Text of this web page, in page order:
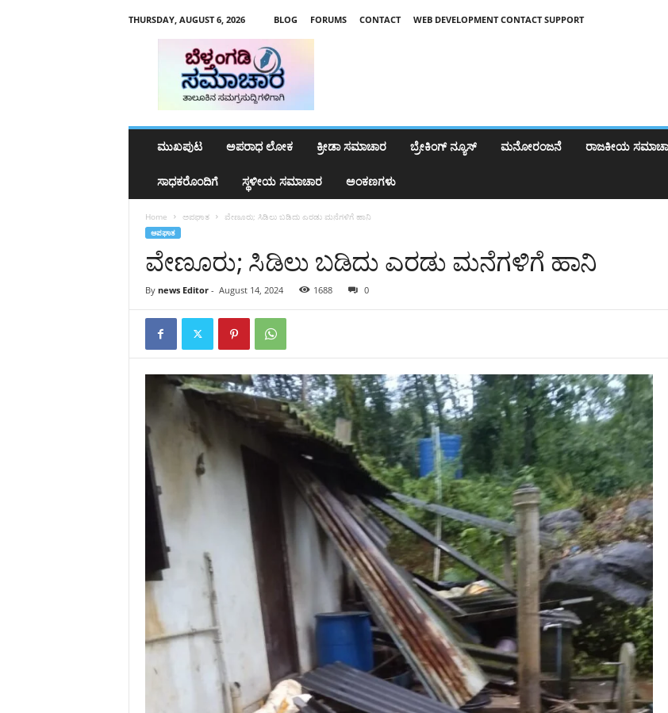
THURSDAY, AUGUST 6, 2026 BLOG FORUMS CONTACT
WEB DEVELOPMENT CONTACT SUPPORT
ಮುಖಪುಟ ಅಪರಾಧ ಲೋಕ ಕ್ರೀಡಾ ಸಮಾಚಾರ ಬ್ರೇಕಿಂಗ್‌ ನ್ಯೂಸ್ ಮನೋರಂಜನೆ ರಾಜಕೀಯ
ಸಾಧಕರೊಂದಿಗೆ ಸ್ಥಳೀಯ ಸಮಾಚಾರ ಅಂಕಣಗಳು
Home ಅಪಘಾತ ವೇಣೂರು; ಸಿಡಿಲು ಬಡಿದು ಎರಡು ಮನೆಗಳಿಗೆ ಹಾನಿ
ಅಪಘಾತ
ವೇಣೂರು; ಸಿಡಿಲು ಬಡಿದು ಎರಡು ಮನೆಗಳಿಗೆ ಹಾನಿ
By news Editor- August 14, 2024 1688 0